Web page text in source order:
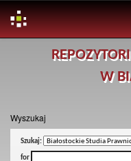
W
Wyszukaj
Szukaj:
for